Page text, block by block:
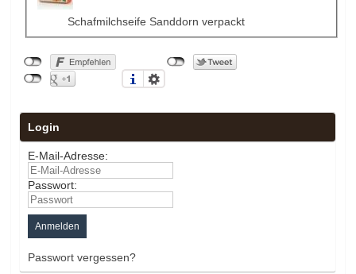
Schafmilchseife Sanddorn verpackt
Login
E-Mail-Adresse:
Passwort:
Passwort vergessen?